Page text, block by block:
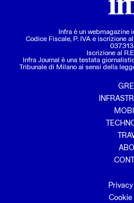
Infra è un webmagazine
Codice Fiscale, P. IVA e iscrizione
Iscrizione al
Infra Journal è una testata
Tribunale di Milano ai sensi della
Cookie